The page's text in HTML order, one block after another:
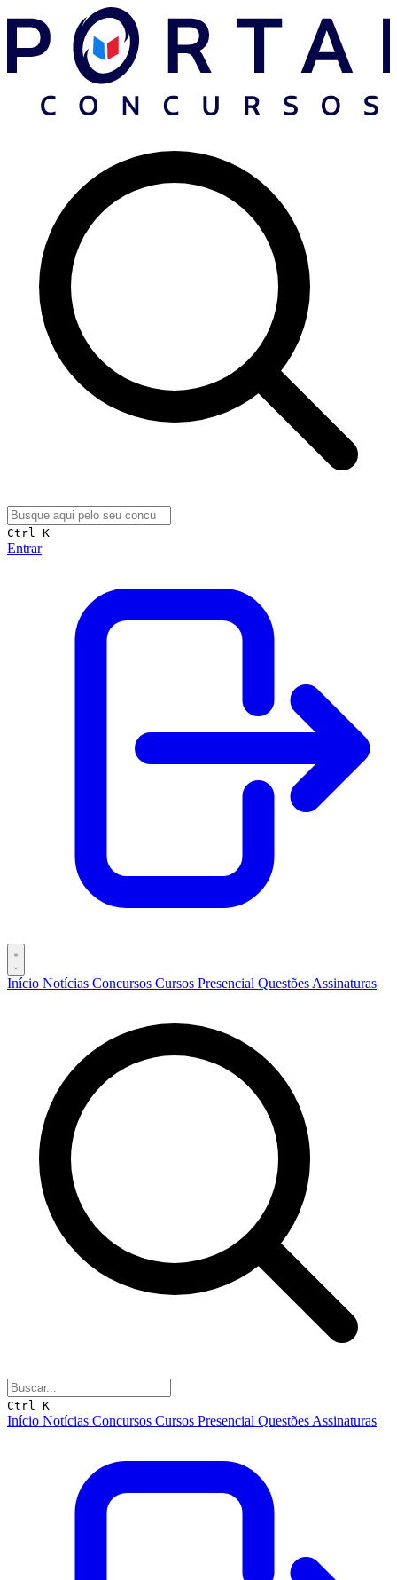
Ctrl K
Entrar
Início Notícias Concursos Cursos Presencial Questões Assinaturas
Ctrl K
Início Notícias Concursos Cursos Presencial Questões Assinaturas